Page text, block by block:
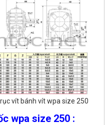
vít bánh vít wpa size 250
wpa size 250 :